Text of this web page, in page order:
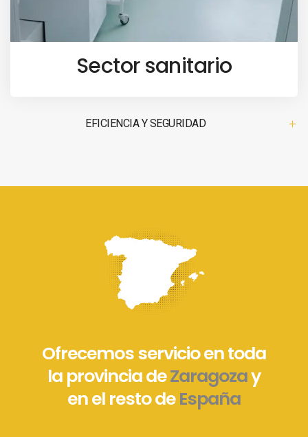
Sector sanitario
EFICIENCIA Y SEGURIDAD
Ofrecemos servicio en toda
la provincia deZaragozay
en el resto deEspaña